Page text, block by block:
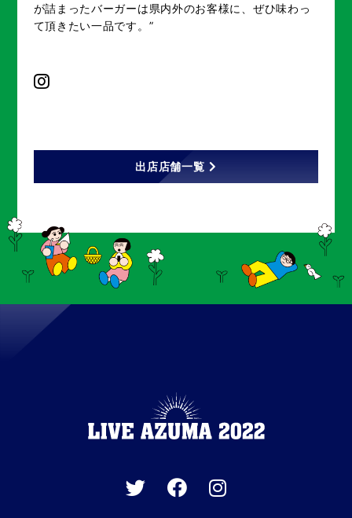
が詰まったバーガーは県内外のお客様に、ぜひ味わっ
て頂きたい一品です。”
出店店舗一覧